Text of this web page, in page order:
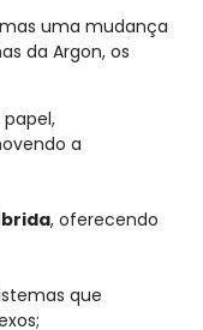
uma mudança
da Argon, os
a
, oferecendo
que